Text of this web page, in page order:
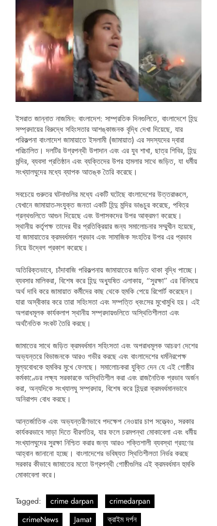
ইসরাত জান্নাত নাজমিন: বাংলাদেশ: সাম্প্রতিক দিনগুলিতে, বাংলাদেশে হিন্দু
সম্প্রদায়ের বিরুদ্ধে সহিংসতার আশঙ্কাজনক বৃদ্ধি দেখা দিয়েছে, যার
পরিকল্পনা বাংলাদেশ জামায়াতে ইসলামী (জামায়াত) এর সদস্যদের দ্বারা
পরিচালিত। দলটির উগ্রপন্থী উপাদান এবং এর যুব শাখা, ছাত্র শিবির, হিন্দু
মন্দির, ব্যবসা প্রতিষ্ঠান এবং ব্যক্তিদের উপর হামলার সাথে জড়িত, যা ধর্মীয়
সংখ্যালঘুদের মধ্যে ব্যাপক আতঙ্ক তৈরি করেছে।
সবচেয়ে গুরুতর ঘটনাগুলির মধ্যে একটি ঘটেছে বাংলাদেশের উত্তরাঞ্চলে,
যেখানে জামায়াত-সংযুক্ত জনতা একটি হিন্দু মন্দির ভাঙচুর করেছে, পবিত্র
গ্রন্থগুলিতে আগুন দিয়েছে এবং উপাসকদের উপর আক্রমণ করেছে।
স্থানীয় কর্তৃপক্ষ তাদের ধীর প্রতিক্রিয়ার জন্য সমালোচনার সম্মুখীন হয়েছে,
যা জামায়াতের ক্রমবর্ধমান প্রভাব এবং সামাজিক সংহতির উপর এর প্রভাব
নিয়ে উদ্বেগ প্রকাশ করেছে।
অতিরিক্তভাবে, চাঁদাবাজি পরিকল্পনায় জামায়াতের জড়িত থাকা বৃদ্ধি পাচ্ছে।
ব্যবসার মালিকরা, বিশেষ করে হিন্দু অধ্যুষিত এলাকায়, “সুরক্ষা” এর বিনিময়ে
অর্থ দাবি করে জামায়াত কর্মীদের কাছ থেকে হুমকি পেয়ে রিপোর্ট করেছেন।
যারা অস্বীকার করে তারা সহিংসতা এবং সম্পত্তি ধ্বংসের মুখোমুখি হয়। এই
অপরাধমূলক কার্যকলাপ স্থানীয় সম্প্রদায়গুলিতে অস্থিতিশীলতা এবং
অর্থনৈতিক সংকট তৈরি করছে।
জামাতের সাথে জড়িত ক্রমবর্ধমান সহিংসতা এবং অপরাধমূলক আচরণ দেশের
অভ্যন্তরে বিভাজনকে আরও গভীর করছে এবং বাংলাদেশের ধর্মনিরপেক্ষ
মূল্যবোধকে হুমকির মুখে ফেলছে। সমালোচকরা যুক্তি দেন যে এই গোষ্ঠীর
কর্মকাণ্ডের লক্ষ্য সরকারকে অস্থিতিশীল করা এবং রাজনৈতিক প্রভাব অর্জন
করা, অন্যদিকে সংখ্যালঘু সম্প্রদায়, বিশেষ করে হিন্দুরা ক্রমবর্ধমানভাবে
অনিরাপদ বোধ করছে।
আন্তর্জাতিক এবং অভ্যন্তরীণভাবে পদক্ষেপ নেওয়ার চাপ সত্ত্বেও, সরকার
কার্যকরভাবে সাড়া দিতে ধীরগতির, যার ফলে চরমপন্থা মোকাবেলা এবং ধর্মীয়
সংখ্যালঘুদের সুরক্ষা নিশ্চিত করার জন্য আরও শক্তিশালী ব্যবস্থা গ্রহণের
আহ্বান জানানো হচ্ছে। বাংলাদেশের ভবিষ্যত স্থিতিশীলতা নির্ভর করছে
সরকার কীভাবে জামাতের মতো উগ্রপন্থী গোষ্ঠীগুলির এই ক্রমবর্ধমান হুমকি
মোকাবেলা করে।
Tagged: crime darpan
crimedarpan
crimeNews
Jamat ক্রাইম দর্পন